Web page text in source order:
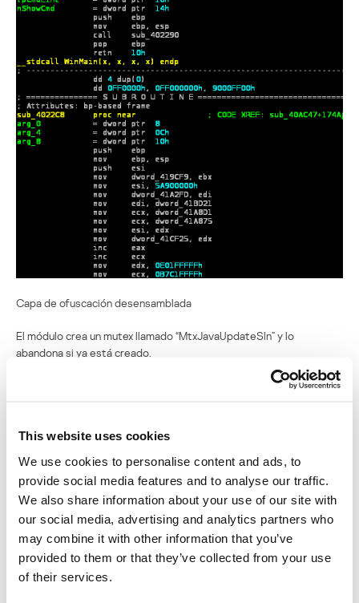
This website uses cookies
We use cookies to personalise content and ads, to
provide social media features and to analyse our traffic.
We also share information about your use of our site with
our social media, advertising and analytics partners who
may combine it with other information that you’ve
provided to them or that they’ve collected from your use
of their services.
Capa de ofuscación desensamblada
El módulo crea un mutex llamado “MtxJavaUpdateSln” y lo
abandona si ya está creado.
Posteriormente, duerme por 79 segundos y después crea uno de
ersionRun]
JavaUpdateSln=%full path to own executable%
[HKEY_CURRENT_USERSOFTWAREMicrosoftWindowsCurrentVer
sionRun]
JavaUpdateSln=%full path to own executable%
A continuación, tras una pausa de 49 segundos, ingresa en un bucle